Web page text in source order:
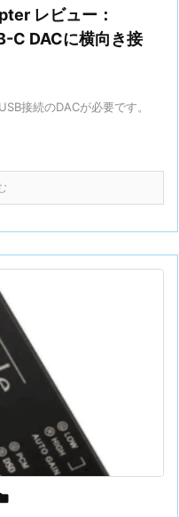
レビュー：
C DACに横向き接
接続のDACが必要です。